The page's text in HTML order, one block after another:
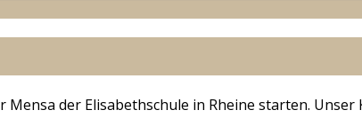
der Elisabethschule in Rheine starten.